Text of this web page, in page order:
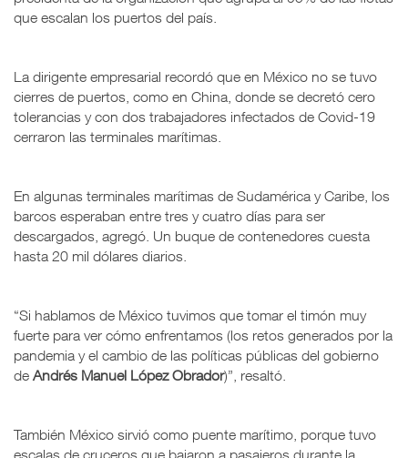
que escalan los puertos del país.
La dirigente empresarial recordó que en México no se tuvo
cierres de puertos, como en China, donde se decretó cero
tolerancias y con dos trabajadores infectados de Covid-19
cerraron las terminales marítimas.
En algunas terminales marítimas de Sudamérica y Caribe, los
barcos esperaban entre tres y cuatro días para ser
descargados, agregó. Un buque de contenedores cuesta
hasta 20 mil dólares diarios.
“Si hablamos de México tuvimos que tomar el timón muy
fuerte para ver cómo enfrentamos (los retos generados por la
pandemia y el cambio de las políticas públicas del gobierno
de Andrés Manuel López Obrador)”, resaltó.
También México sirvió como puente marítimo, porque tuvo
escalas de cruceros que bajaron a pasajeros durante la